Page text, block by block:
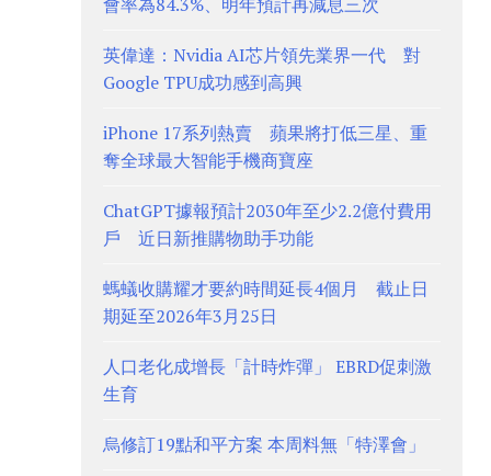
英偉達：Nvidia AI芯片領先業界一代 對
Google TPU成功感到高興
iPhone 17系列熱賣 蘋果將打低三星、重
奪全球最大智能手機商寶座
ChatGPT據報預計2030年至少2.2億付費用
戶 近日新推購物助手功能
螞蟻收購耀才要約時間延長4個月 截止日
期延至2026年3月25日
人口老化成增長「計時炸彈」 EBRD促刺激
生育
烏修訂19點和平方案 本周料無「特澤會」